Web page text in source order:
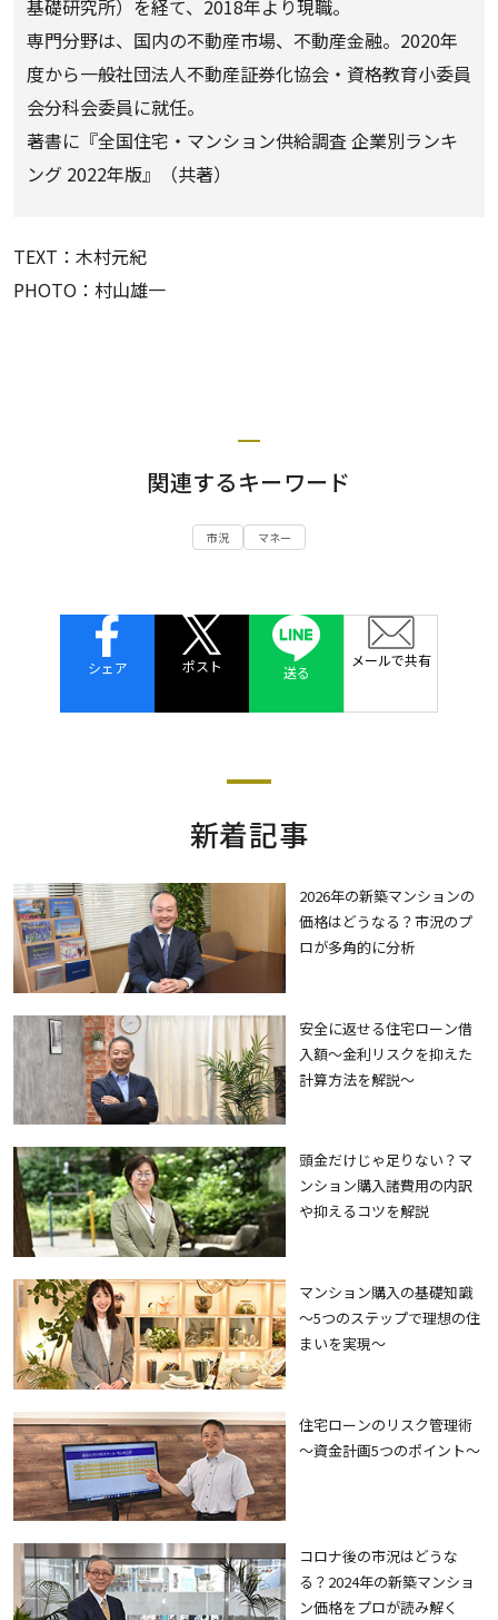
基礎研究所）を経て、2018年より現職。
専門分野は、国内の不動産市場、不動産金融。2020年
度から一般社団法人不動産証券化協会・資格教育小委員
会分科会委員に就任。
著書に『全国住宅・マンション供給調査 企業別ランキ
ング 2022年版』（共著）
TEXT：木村元紀
PHOTO：村山雄一
関連するキーワード
市況 マネー
シェア ポスト 送る
メールで共有
新着記事
2026年の新築マンションの
価格はどうなる？市況のプ
ロが多角的に分析
安全に返せる住宅ローン借
入額～金利リスクを抑えた
計算方法を解説～
頭金だけじゃ足りない？マ
ンション購入諸費用の内訳
や抑えるコツを解説
マンション購入の基礎知識
～5つのステップで理想の住
まいを実現～
住宅ローンのリスク管理術
～資金計画5つのポイント～
コロナ後の市況はどうな
る？2024年の新築マンショ
ン価格をプロが読み解く